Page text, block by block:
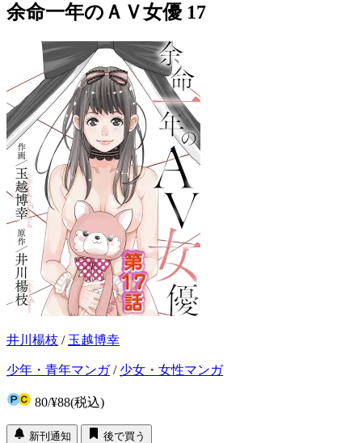
余命一年のＡＶ女優 17
井川楊枝 / 玉越博幸
少年・青年マンガ/ 少女・女性マンガ
80/¥88(税込)
新刊通知
後で買う